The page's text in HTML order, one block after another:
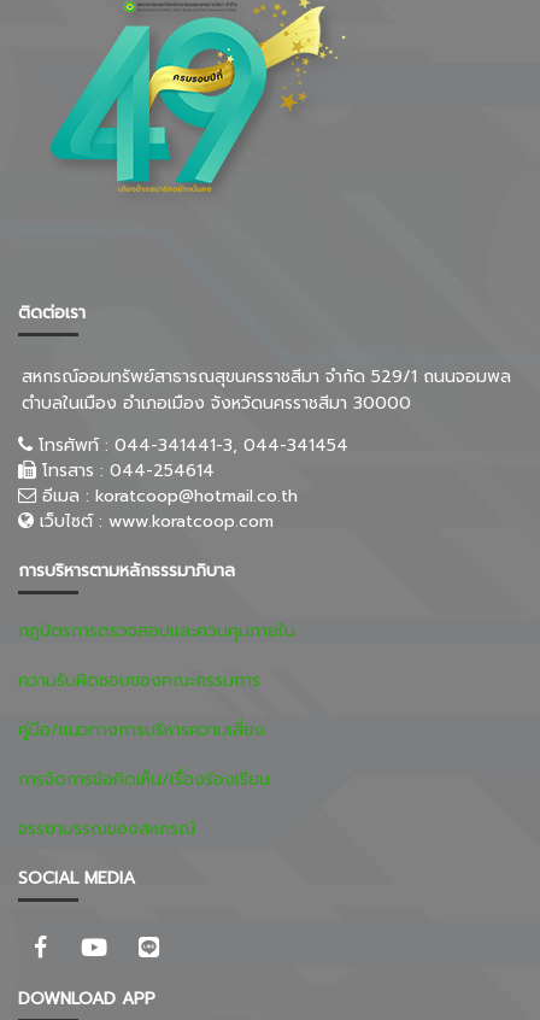
ติดต่อเรา
สหกรณ์ออมทรัพย์สาธารณสุขนครราชสีมา จำกัด 529/1 ถนนจอมพล
ตำบลในเมือง อำเภอเมือง จังหวัดนครราชสีมา 30000
โทรศัพท์ : 044-341441-3, 044-341454
โทรสาร : 044-254614
อีเมล : koratcoop@hotmail.co.th
เว็บไซต์ : www.koratcoop.com
การบริหารตามหลักธรรมาภิบาล
กฎบัตรการตรวจสอบและควบคุมภายใน
ความรับผิดชอบของคณะกรรมการ
คู่มือ/แนวทางการบริหารความเสี่ยง
การจัดการข้อคิดเห็น/เรื่องร้องเรียน
จรรยาบรรณของสหกรณ์
SOCIAL MEDIA
DOWNLOAD APP